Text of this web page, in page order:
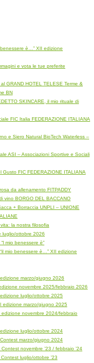
è…” XII edizione
e vota le tue preferite
GRAND HOTEL TELESE Terme &
BN
SKINCARE, il mio rituale di
FIC Italia FEDERAZIONE ITALIANA
e Siero Natural BioTech Waterless –
ASI – Associazioni Sportive e Sociali
Gusto FIC FEDERAZIONE ITALIANA
da allenamento FITPADDY
vino BORGO DEL BACCANO
+ Borraccia UNPLI – UNIONE
la nostra filosofia
luglio/ottobre 2026
mio benessere è”
mio benessere è…” XII edizione
marzo/giugno 2026
novembre 2025/febbraio 2026
luglio/ottobre 2025
edizione marzo/giugno 2025
novembre 2024/febbraio
luglio/ottobre 2024
marzo/giugno 2024
novembre ’23 / febbraio ’24
luglio/ottobre ’23